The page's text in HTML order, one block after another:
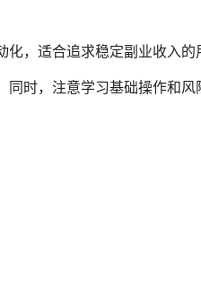
，适合追求稳定副业收入
时，注意学习基础操作和风